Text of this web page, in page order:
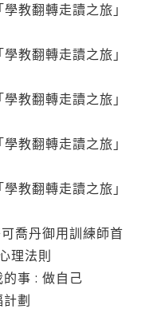
教翻轉走讀之旅」
教翻轉走讀之旅」
教翻轉走讀之旅」
教翻轉走讀之旅」
教翻轉走讀之旅」
喬丹御用訓練師首
理法則
事 : 做自己
劃